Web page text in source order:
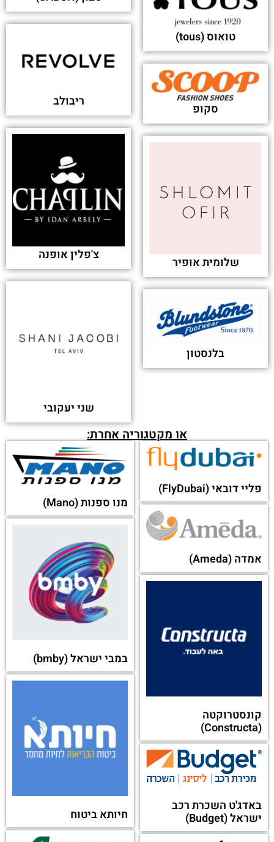
טואוס (tous)
ריבולב סקופ
צ'פלין אופנה שלומית אופיר
שני יעקובי
בלנסטון
או מקטגוריה אחרת:
פליי דובאי (FlyDubai)
מנו ספנות (Mano)
אמדה (Ameda)
במבי ישראל (bmby)
קונסטרוקטה
(Constructa)
חיותא ביטוח
באדג'ט השכרת רכב
ישראל (Budget)